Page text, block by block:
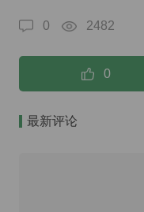
0 2482
0
最新评论